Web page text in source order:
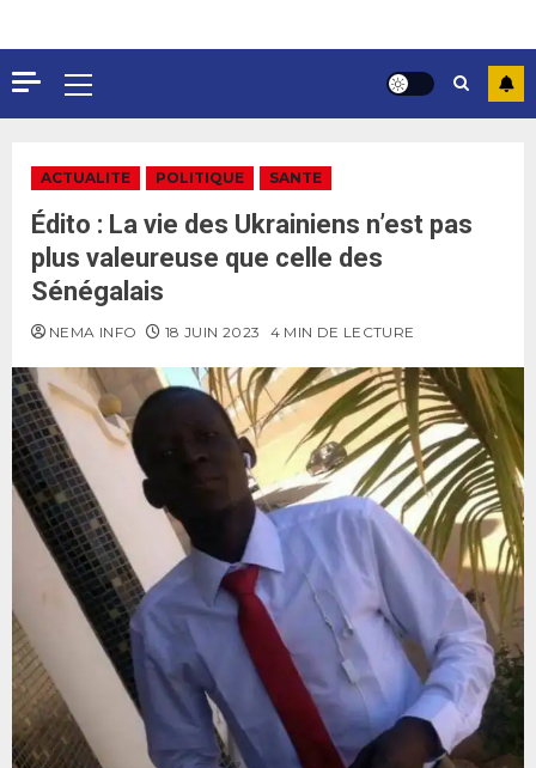
ACTUALITE POLITIQUE SANTE
Édito : La vie des Ukrainiens n’est pas
plus valeureuse que celle des
Sénégalais
NEMA INFO 18 JUIN 2023 4 MIN DE LECTURE